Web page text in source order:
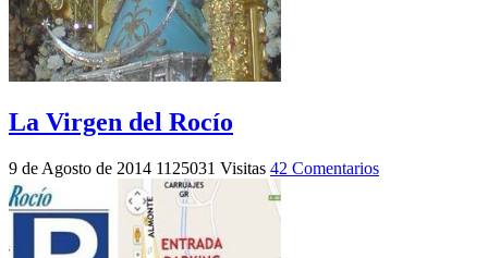
La Virgen del Rocío
9 de Agosto de 2014 1125031 Visitas 42 Comentarios